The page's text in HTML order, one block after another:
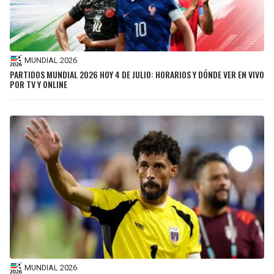
MUNDIAL 2026
PARTIDOS MUNDIAL 2026 HOY 4 DE JULIO: HORARIOS Y DÓNDE VER EN VIVO
POR TV Y ONLINE
MUNDIAL 2026